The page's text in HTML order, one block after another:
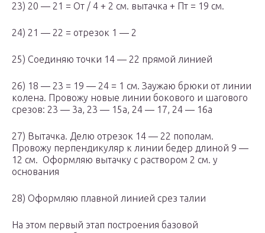
23) 20 — 21 = От / 4 + 2 см. вытачка + Пт = 19 см.
24) 21 — 22 = отрезок 1 — 2
25) Соединяю точки 14 — 22 прямой линией
26) 18 — 23 = 19 — 24 = 1 см. Заужаю брюки от линии
колена. Провожу новые линии бокового и шагового
срезов: 23 — 3а, 23 — 15а, 24 — 17, 24 — 16а
27) Вытачка. Делю отрезок 14 — 22 пополам.
Провожу перпендикуляр к линии бедер длиной 9 —
12 см. Оформляю вытачку с раствором 2 см. у
основания
28) Оформляю плавной линией срез талии
На этом первый этап построения базовой